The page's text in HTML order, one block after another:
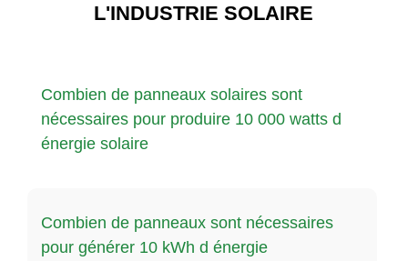
L'INDUSTRIE SOLAIRE
Combien de panneaux solaires sont
nécessaires pour produire 10 000 watts d
énergie solaire
Combien de panneaux sont nécessaires
pour générer 10 kWh d énergie